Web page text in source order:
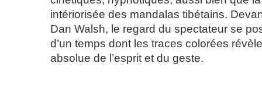
intériorisée des mandalas tibétains.
Dan Walsh, le regard du spectateur se
d’un temps dont les traces colorées
absolue de l’esprit et du geste.